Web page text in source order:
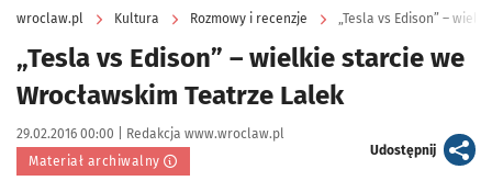
wroclaw.pl Kultura Rozmowy i recenzje „Tesla vs Edison” –
„Tesla vs Edison” – wielkie starcie we
Wrocławskim Teatrze Lalek
Data publikacji:
29.02.2016 00:00 | Autor:
Redakcja www.wroclaw.pl
Materiał archiwalny
Udostępnijartykuł